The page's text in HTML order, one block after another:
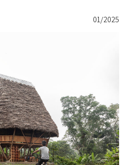
01/2025